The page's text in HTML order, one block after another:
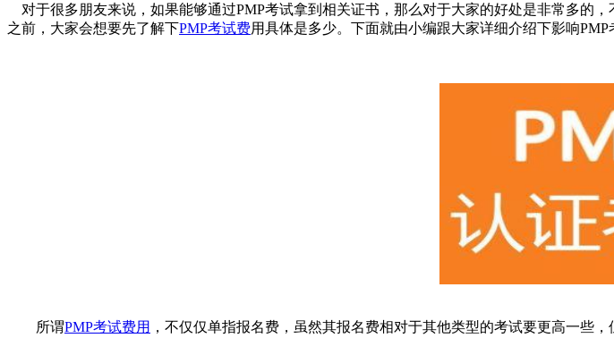
对于很多朋友来说，如果能够通过PMP考试拿到相关证书，那么对于大家的好处是非常多的
之前，大家会想要先了解下PMP考试费用具体是多少。下面就由小编跟大家详细介绍下影响PMP
所谓PMP考试费用 ，不仅仅单指报名费，虽然其报名费相对于其他类型的考试要更高一些